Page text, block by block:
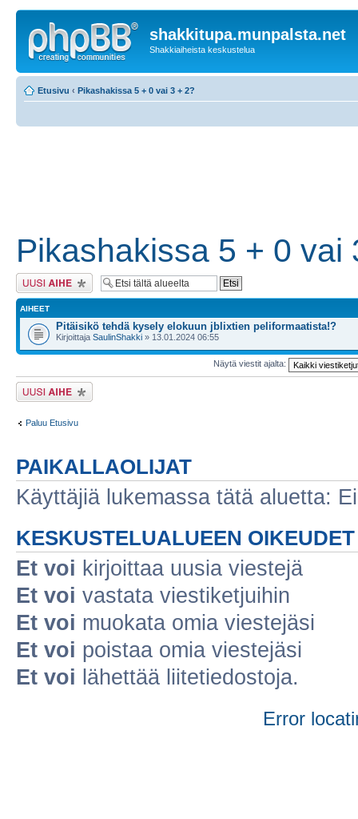
shakkitupa.munpalsta.net
Shakkiaiheista keskustelua
Etusivu ‹ Pikashakissa 5 + 0 vai 3 + 2?
Pikashakissa 5 + 0 vai
Lähetä uusi viesti
AIHEET
Pitäisikö tehdä kysely elokuun jblixtien peliformaatista!?
Kirjoittaja SaulinShakki » 13.01.2024 06:55
Näytä viestit ajalta:
Lähetä uusi viesti
Paluu Etusivu
PAIKALLAOLIJAT
Käyttäjiä lukemassa tätä aluetta:
KESKUSTELUALUEEN OIKEUDET
Et voi kirjoittaa uusia viestejä
Et voi vastata viestiketjuihin
Et voi muokata omia viestejäsi
Et voi poistaa omia viestejäsi
Et voi lähettää liitetiedostoja.
Error